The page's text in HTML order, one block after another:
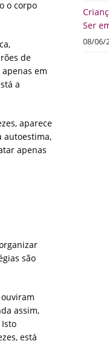
Ser
08/06/
o corpo
de
em
a
aparece
autoestima,
apenas
são
assim,
está